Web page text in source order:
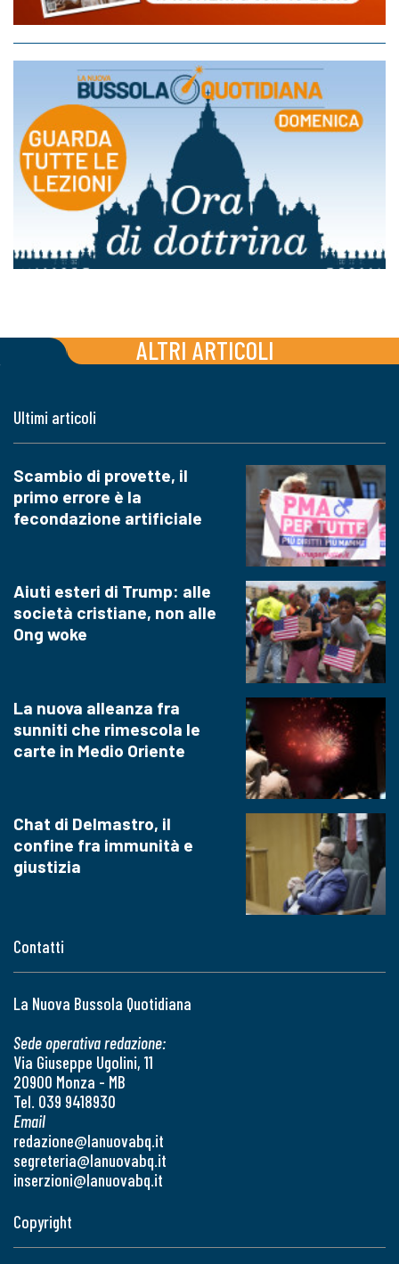
ALTRI ARTICOLI
Contatti
La Nuova Bussola Quotidiana
Sede operativa redazione:
Via Giuseppe Ugolini, 11
20900 Monza - MB
Tel. 039 9418930
Email
redazione@lanuovabq.it
segreteria@lanuovabq.it
inserzioni@lanuovabq.it
Ultimi articoli
Scambio di provette, il
primo errore è la
fecondazione artificiale
Aiuti esteri di Trump: alle
società cristiane, non alle
Ong woke
La nuova alleanza fra
sunniti che rimescola le
carte in Medio Oriente
Chat di Delmastro, il
confine fra immunità e
giustizia
Copyright